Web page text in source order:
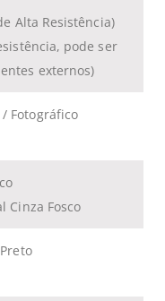
Alta Resistência)
pode ser
externos)
Fotográfico
Cinza Fosco